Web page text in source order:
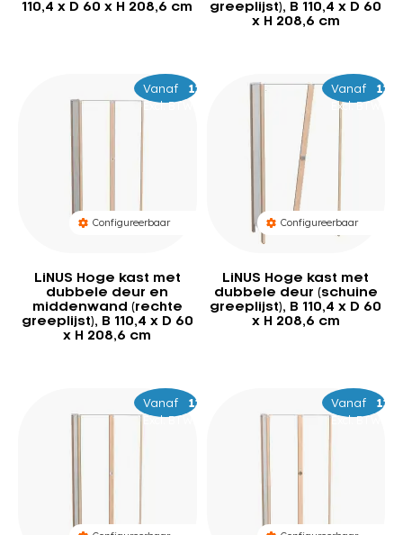
110,4 x D 60 x H 208,6 cm
greeplijst), B 110,4 x D 60
x H 208,6 cm
Configureerbaar
LiNUS Hoge kast met
dubbele deur en
middenwand (rechte
greeplijst), B 110,4 x D 60
x H 208,6 cm
Vanaf 1.529
1.619
Excl. BTW
Configureerbaar
LiNUS Hoge kast met
dubbele deur (schuine
greeplijst), B 110,4 x D 60
x H 208,6 cm
Vanaf
Excl. BTW
Vanaf 1.469
1.559
Excl. BTW
Vanaf
Excl. BTW